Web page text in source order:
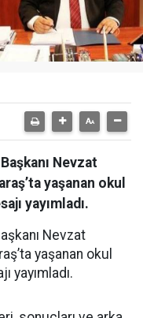
Nevzat
yaşanan okul
yayımladı.
Nevzat
yaşanan okul
yayımladı.